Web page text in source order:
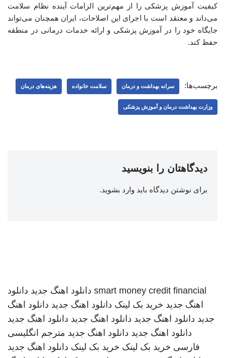
کیفیت آموزش پزشکی را از مهم‌ترین الزامات آینده نظام سلامت
می‌داند و معتقد است با اجرای این اصلاحات، ایران همچنان می‌تواند
جایگاه خود را در آموزش پزشکی و ارائه خدمات درمانی در منطقه
حفظ کند.
برچسب‌ها: سرانه بهداشت و درمان سلامت خانواده هزینه‌های درمان
وزارت بهداشت درمان و آموزش پزشکی
دیدگاهتان را بنویسید
برای نوشتن دیدگاه باید وارد بشوید.
smart money credit financial دانلود اهنگ جدید دانلود
اهنگ جدید خرید بک لینک دانلود اهنگ جدید دانلود اهنگ
جدید دانلود اهنگ جدید دانلود اهنگ جدید دانلود اهنگ جدید
دانلود اهنگ جدید دانلود اهنگ جدید مترجم انگلیسی
فارسی خرید بک لینک خرید بک لینک دانلود اهنگ جدید